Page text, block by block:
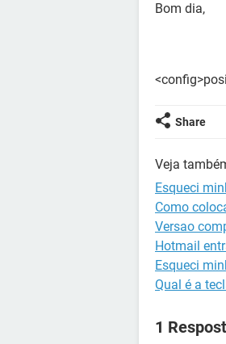
Bom dia,
Share
Veja
Esqueci
Como
Versao
Hotmail
Esqueci
Qual é a
1